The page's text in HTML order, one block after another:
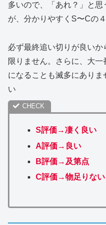
多いので、「あれ？」と
が、分かりやすくS〜Cの
必ず最終追い切りが良い
限りません。さらに、大
になることも滅多にあり
い
S評価→凄く良い
A評価→良い
B評価→及第点
C評価→物足りない